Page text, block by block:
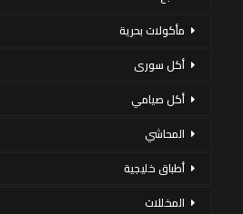
مأكولات بحرية
أكل سورى
أكل صيامي
المحاشي
أطباق خليجية
المخللات